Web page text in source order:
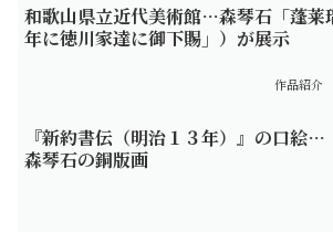
和歌山県立近代美術館…森琴石「蓬莱
年に徳川家達に御下賜」）が展示
作品紹介
『新約書伝（明治１３年）』の口絵…
森琴石の銅版画